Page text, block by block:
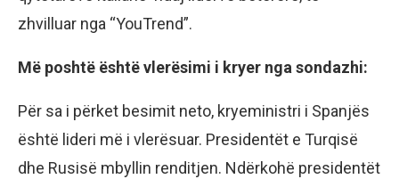
zhvilluar nga “YouTrend”.
Më poshtë është vlerësimi i kryer nga sondazhi:
Për sa i përket besimit neto, kryeministri i Spanjës
është lideri më i vlerësuar. Presidentët e Turqisë
dhe Rusisë mbyllin renditjen. Ndërkohë presidentët